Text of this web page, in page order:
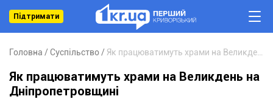
Підтримати
Головна Суспільство
Як працюватимуть храми на Великдень на
Дніпропетровщині